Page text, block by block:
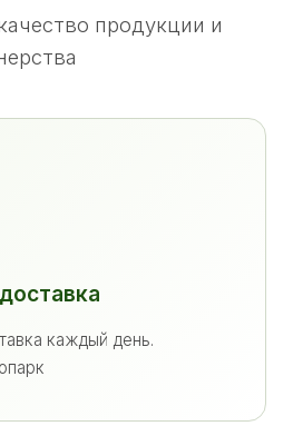
продукции и
каждый день.